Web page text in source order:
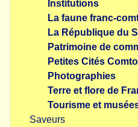
Institutions
La faune franc-
La République du
Patrimoine de
Petites Cités
Photographies
Terre et flore de
Tourisme et
Saveurs